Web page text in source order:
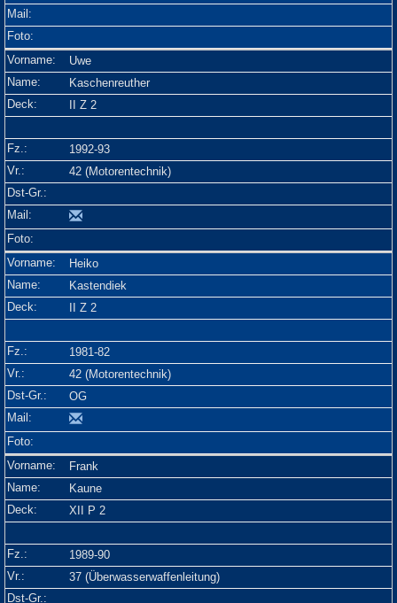
Uwe
Kaschenreuther
II Z 2
1992-93
42 (Motorentechnik)
Heiko
Kastendiek
II Z 2
1981-82
42 (Motorentechnik)
OG
Frank
Kaune
XII P 2
1989-90
37 (Überwasserwaffenleitung)